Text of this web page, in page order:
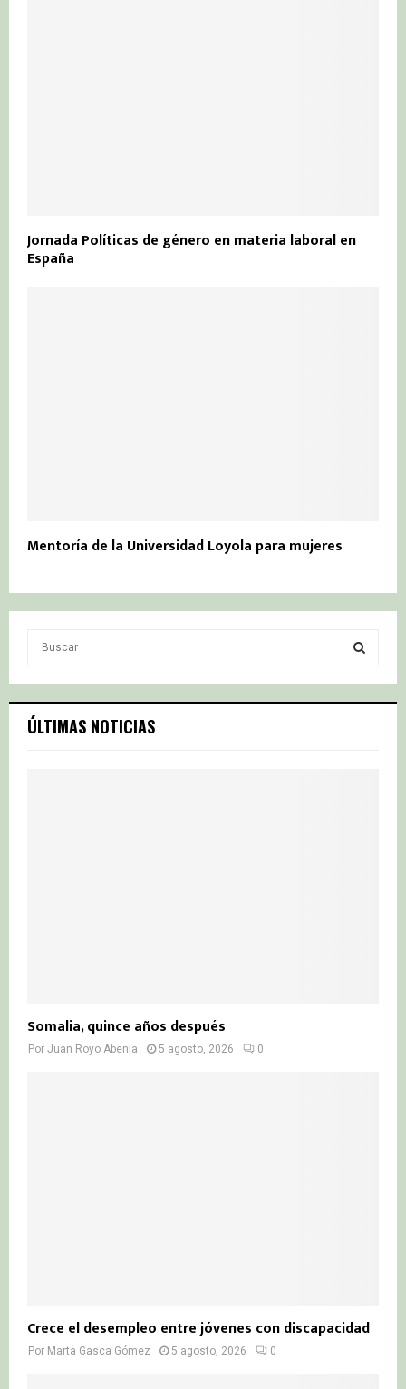
Jornada Políticas de género en materia laboral en
España
Mentoría de la Universidad Loyola para mujeres
c
h
S
ÚLTIMAS NOTICIAS
Somalia, quince años después
Por Juan Royo Abenia 5 agosto, 2026 0
Crece el desempleo entre jóvenes con discapacidad
Por Marta Gasca Gómez 5 agosto, 2026 0